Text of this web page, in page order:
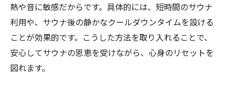
熱や音に敏感だからです。具体的には、短時間のサウナ
利用や、サウナ後の静かなクールダウンタイムを設ける
ことが効果的です。こうした方法を取り入れることで、
安心してサウナの恩恵を受けながら、心身のリセットを
図れます。